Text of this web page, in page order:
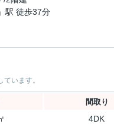
」駅 徒歩37分
います。
間取り
4DK